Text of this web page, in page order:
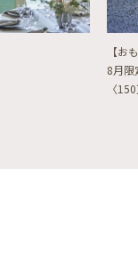
【お
8月限
〈